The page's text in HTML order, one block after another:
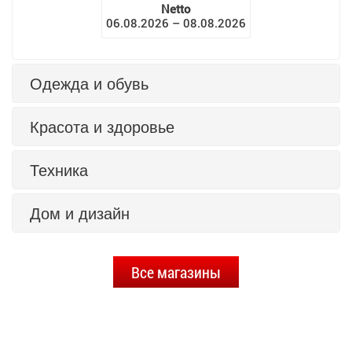
Netto
06.08.2026 – 08.08.2026
Одежда и обувь
Красота и здоровье
Техника
Дом и дизайн
Все магазины